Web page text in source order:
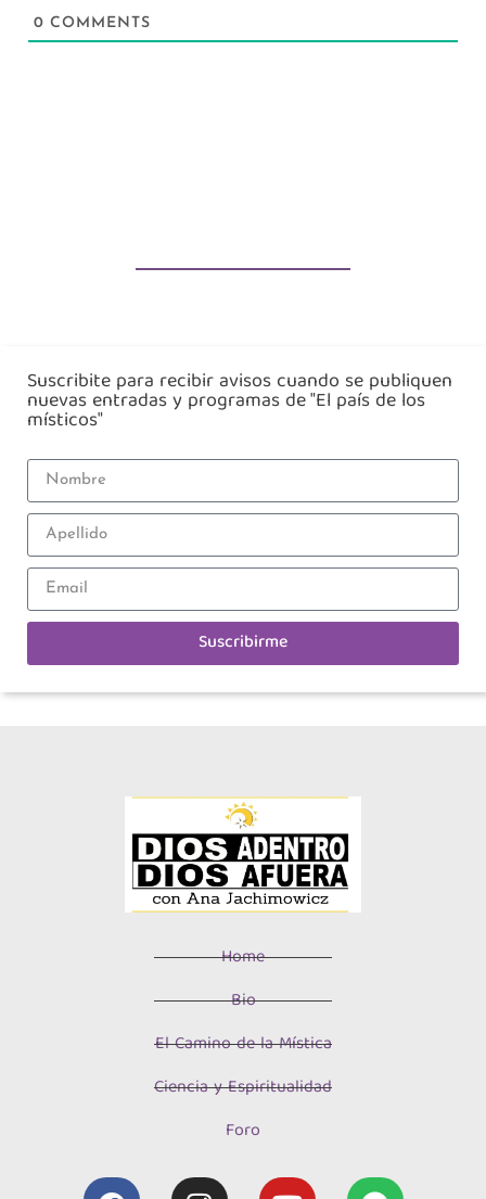
0 COMMENTS
Suscribite para recibir avisos cuando se publiquen
nuevas entradas y programas de "El país de los
místicos"
Suscribirme
Home
Bio
El Camino de la Mística
Ciencia y Espiritualidad
Foro